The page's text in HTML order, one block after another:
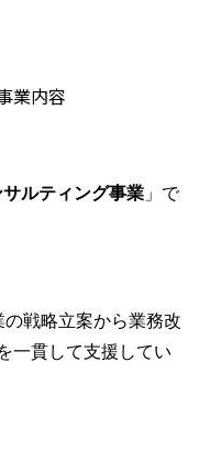
業内容
ルティング事業 」で
戦略立案から業務改
一貫して支援してい